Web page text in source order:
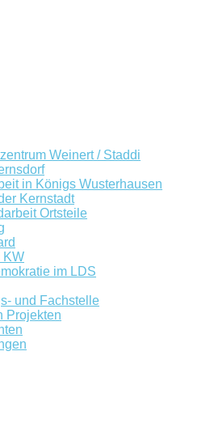
Weinert / Staddi
in Königs Wusterhausen
Kernstadt
Ortsteile
KW
im LDS
und Fachstelle
Projekten